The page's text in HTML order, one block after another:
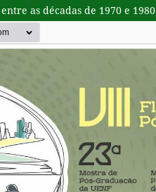
as décadas de 1970 e 1980